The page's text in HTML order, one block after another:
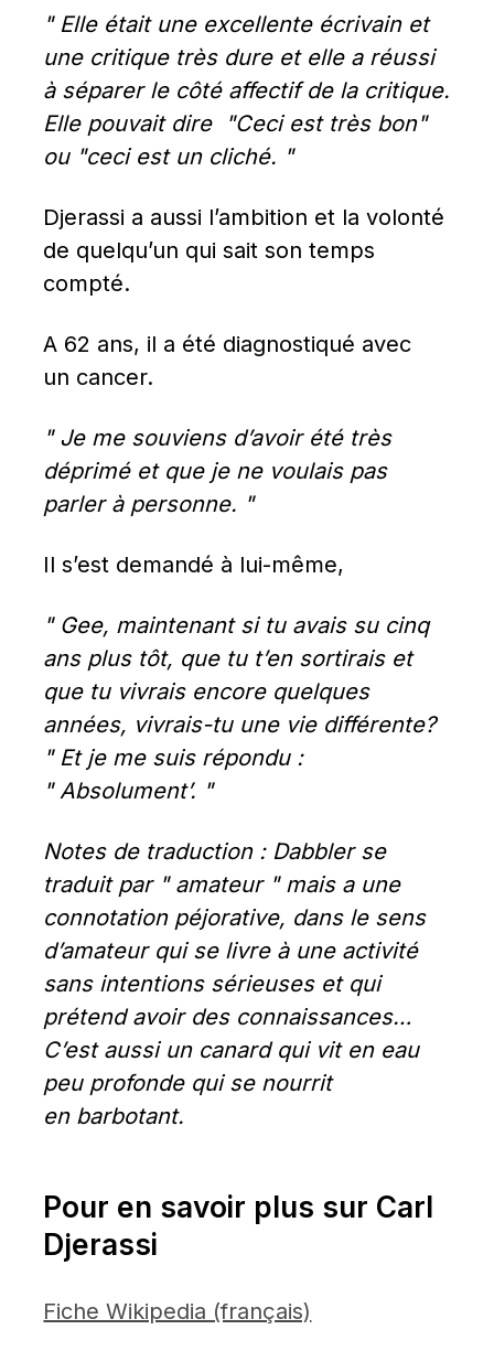
" Elle était une excellente écrivain et
une critique très dure et elle a réussi
à séparer le côté affectif de la critique.
Elle pouvait dire  "Ceci est très bon"
ou "ceci est un cliché. "
Djerassi a aussi l’ambition et la volonté
de quelqu’un qui sait son temps
compté.
A 62 ans, il a été diagnostiqué avec
un cancer.
" Je me souviens d’avoir été très
déprimé et que je ne voulais pas
parler à personne. "
Il s’est demandé à lui-même,
" Gee, maintenant si tu avais su cinq
ans plus tôt, que tu t’en sortirais et
que tu vivrais encore quelques
années, vivrais-tu une vie différente?
" Et je me suis répondu :
" Absolument’. "
Notes de traduction : Dabbler se
traduit par " amateur " mais a une
connotation péjorative, dans le sens
d’amateur qui se livre à une activité
sans intentions sérieuses et qui
prétend avoir des connaissances…
C’est aussi un canard qui vit en eau
peu profonde qui se nourrit
en barbotant.
Pour en savoir plus sur Carl
Djerassi
Fiche Wikipedia (français)